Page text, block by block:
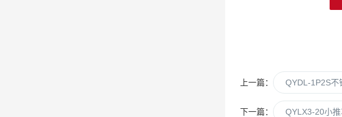
上一篇： QYDL-1P2S不
下一篇： QYLX3-20小